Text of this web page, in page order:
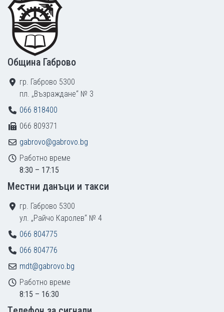
Община Габрово
гр. Габрово 5300
пл. „Възраждане“ № 3
066 818400
066 809371
gabrovo@gabrovo.bg
Работно време
8:30 – 17:15
Местни данъци и такси
гр. Габрово 5300
ул. „Райчо Каролев“ № 4
066 804775
066 804776
mdt@gabrovo.bg
Работно време
8:15 – 16:30